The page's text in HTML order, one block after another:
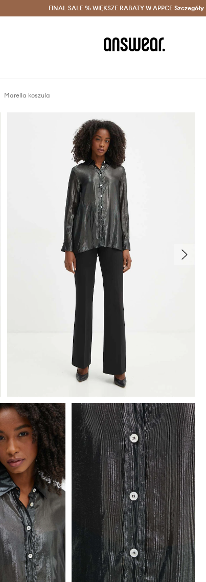
Oszczędzaj z Answear Club > Dostawa nawet w 24h >
FINAL SALE % WIĘKSZE RABATY W APPCE Szczegóły
Marella koszula